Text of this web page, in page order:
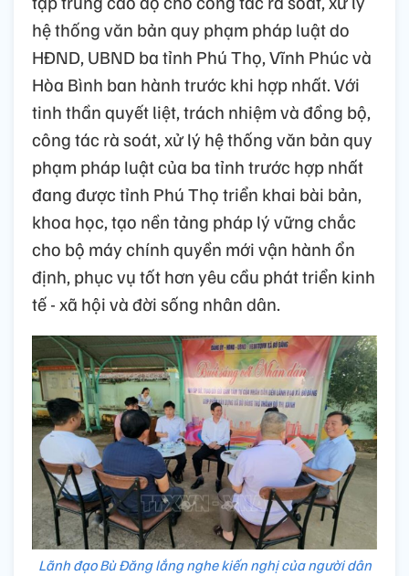
hệ thống văn bản quy phạm pháp luật do
HĐND, UBND ba tỉnh Phú Thọ, Vĩnh Phúc và
Hòa Bình ban hành trước khi hợp nhất. Với
tinh thần quyết liệt, trách nhiệm và đồng bộ,
công tác rà soát, xử lý hệ thống văn bản quy
phạm pháp luật của ba tỉnh trước hợp nhất
đang được tỉnh Phú Thọ triển khai bài bản,
khoa học, tạo nền tảng pháp lý vững chắc
cho bộ máy chính quyền mới vận hành ổn
định, phục vụ tốt hơn yêu cầu phát triển kinh
tế - xã hội và đời sống nhân dân.
Lãnh đạo Bù Đăng lắng nghe kiến nghị của người dân